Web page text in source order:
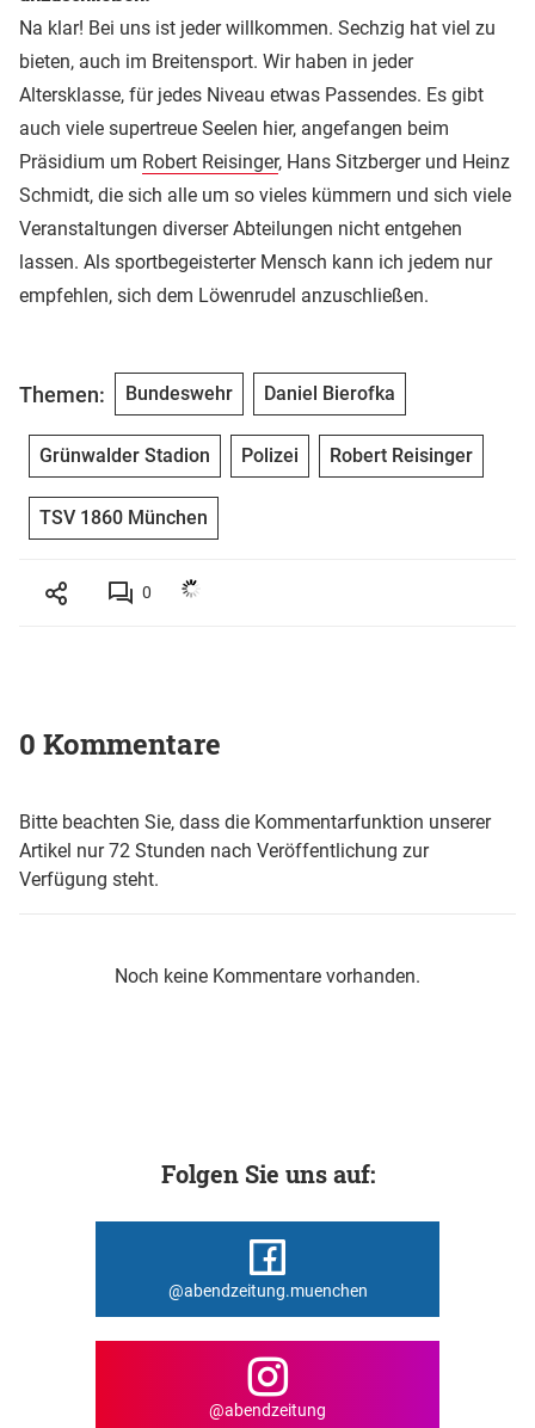
Na klar! Bei uns ist jeder willkommen. Sechzig hat viel zu
bieten, auch im Breitensport. Wir haben in jeder
Altersklasse, für jedes Niveau etwas Passendes. Es gibt
auch viele supertreue Seelen hier, angefangen beim
Präsidium um Robert Reisinger, Hans Sitzberger und Heinz
Schmidt, die sich alle um so vieles kümmern und sich viele
Veranstaltungen diverser Abteilungen nicht entgehen
lassen. Als sportbegeisterter Mensch kann ich jedem nur
empfehlen, sich dem Löwenrudel anzuschließen.
Themen: Bundeswehr Daniel Bierofka
Grünwalder Stadion Polizei Robert Reisinger
TSV 1860 München
0
0 Kommentare
Bitte beachten Sie, dass die Kommentarfunktion unserer
Artikel nur 72 Stunden nach Veröffentlichung zur
Verfügung steht.
Noch keine Kommentare vorhanden.
Folgen Sie uns auf:
@abendzeitung.muenchen
@abendzeitung